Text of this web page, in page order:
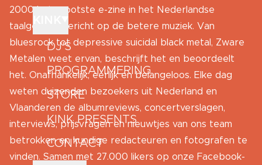
DJ'S
PROGRAMMERING
STORE
KINK PRESENTS
CONTACT
2000 het grootste e-zine in het Nederlandse
taalgebied, gericht op de betere muziek. Van
bluesrock tot depressive suicidal black metal, Zware
Metalen weet ervan, beschrijft het en beoordeelt
het. Onafhankelijk, eerlijk en belangeloos. Elke dag
weten duizenden bezoekers uit Nederland en
Vlaanderen de albumreviews, concertverslagen,
interviews, prijsvragen en nieuwtjes van ons team
betrokken en kundige redacteuren en fotografen te
vinden. Samen met 27.000 likers op onze Facebook-